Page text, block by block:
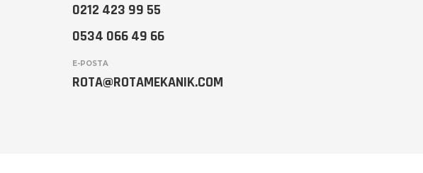
0212 423 99 55
0534 066 49 66
E-POSTA
ROTA@ROTAMEKANIK.COM